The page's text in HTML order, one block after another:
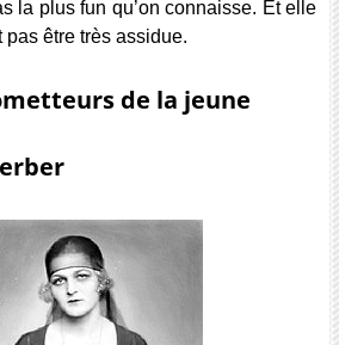
la plus fun qu’on connaisse. Et elle
être très assidue.
de la jeune